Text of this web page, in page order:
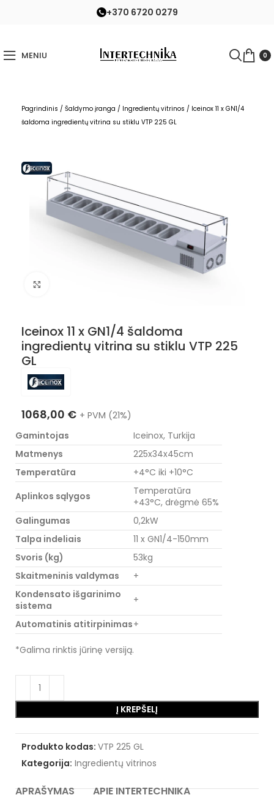
+370 6720 0279
MENIU 0
Pagrindinis / Šaldymo įranga / Ingredientų vitrinos / Iceinox 11 x GN1/4
šaldoma ingredientų vitrina su stiklu VTP 225 GL
Iceinox 11 x GN1/4 šaldoma
ingredientų vitrina su stiklu VTP 225
GL
1068,00 € + PVM (21%)
Gamintojas
Iceinox, Turkija
Matmenys
225x34x45cm
Temperatūra
+4°C iki +10°C
Aplinkos sąlygos
Temperatūra
+43°C, drėgmė 65%
Galingumas
0,2kW
Talpa indeliais
11 x GN1/4-150mm
Svoris (kg)
53kg
Skaitmeninis valdymas
+
Kondensato išgarinimo
sistema
+
Automatinis atitirpinimas+
*Galima rinktis jūrinę versiją.
Į KREPŠELĮ
Produkto kodas: VTP 225 GL
Kategorija: Ingredientų vitrinos
APRAŠYMAS APIE INTERTECHNIKA